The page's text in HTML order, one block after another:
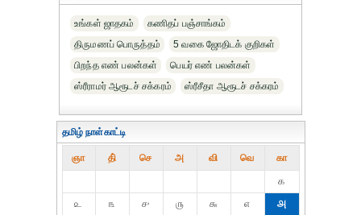
உங்கள் ஜாதகம்
கணிதப் பஞ்சாங்கம்
திருமணப் பொருத்தம்
5 வகை ஜோதிடக் குறிகள்
பிறந்த எண் பலன்கள்
பெயர் எண் பலன்கள்
ஸ்ரீராமர் ஆரூடச் சக்கரம்
ஸ்ரீசீதா ஆரூடச் சக்கரம்
தமிழ் நாள்காட்டி
ஞா தி் செ அ வி வெ கா
௧
௨
௩ ௪ ௫ ௬ ௭ ௮